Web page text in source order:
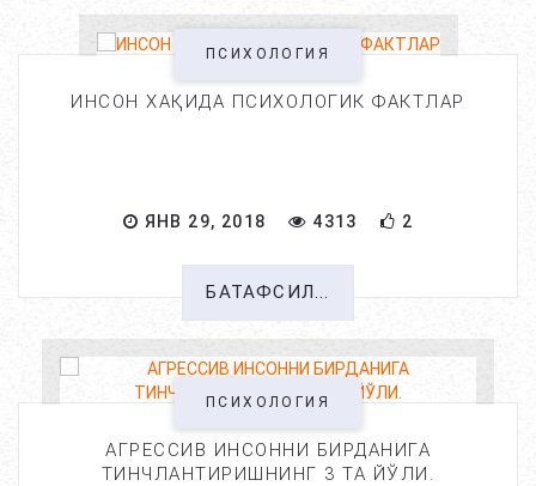
ПСИХОЛОГИЯ
ИНСОН ХАҚИДА ПСИХОЛОГИК ФАКТЛАР
ЯНВ 29, 2018 4313 2
БАТАФСИЛ...
ПСИХОЛОГИЯ
АГРЕССИВ ИНСОННИ БИРДАНИГА
ТИНЧЛАНТИРИШНИНГ 3 ТА ЙЎЛИ.